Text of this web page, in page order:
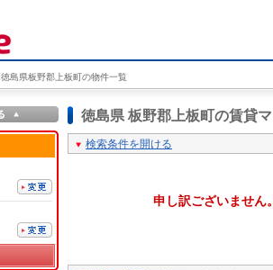
徳島県板野郡上板町の物件一覧
徳島県 板野郡上板町の賃貸
検索条件を開ける
申し訳ございません